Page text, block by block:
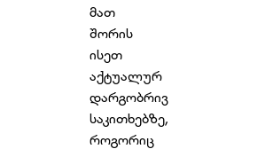
მათ
შორის
ისეთ
აქტუალურ
დარგობრივ
საკითხებზე,
როგორიც